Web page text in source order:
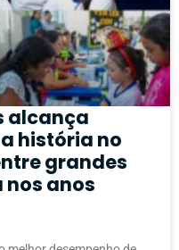
alcança
história no
grandes
nos anos